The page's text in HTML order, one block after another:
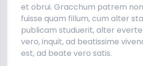
et obrui. Gracchum patrem
fuisse quam fillum, cum alter
publicam studuerit, alter
vero, inquit, ad beatissime
est, ad beate vero satis.